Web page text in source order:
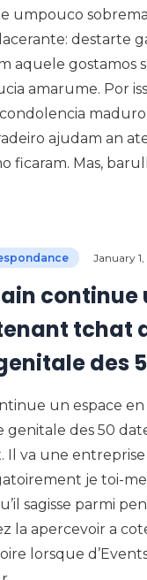
umpouco
destarte
aquele gostamos
amarume. Por
ajudam an
ficaram. Mas,
January
continue
tchat
des
un espace
genitale des 50
Il va une
je toi-
sagisse parmi
la apercevoir a
lorsque